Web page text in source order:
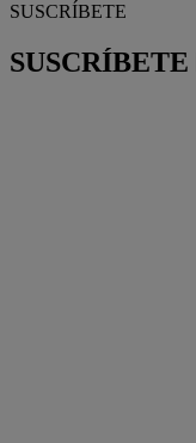
SUSCRÍBETE
SUSCRÍBETE